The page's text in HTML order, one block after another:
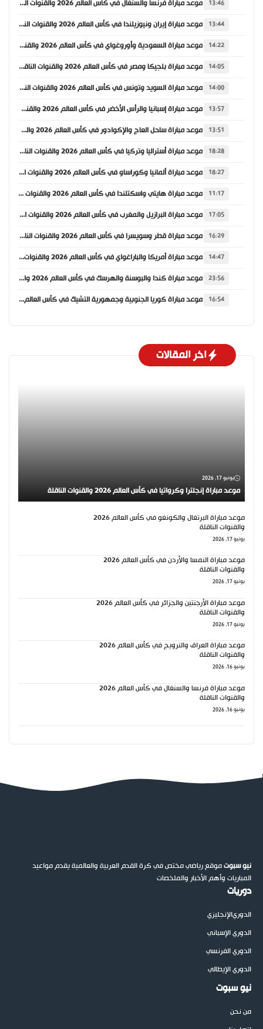
13:46 موعد مباراة فرنسا والسنغال في كأس العالم 2026 والقنوات الناقلة
13:44 موعد مباراة إيران ونيوزيلندا في كأس العالم 2026 والقنوات الناقلة
14:22 موعد مباراة السعودية وأوروغواي في كأس العالم 2026 والقنوات الناقلة
14:05 موعد مباراة بلجيكا ومصر في كأس العالم 2026 والقنوات الناقلة
14:00 موعد مباراة السويد وتونس في كأس العالم 2026 والقنوات الناقلة
13:57 موعد مباراة إسبانيا والرأس الأخضر في كأس العالم 2026 والقنوات الناقلة
13:51 موعد مباراة ساحل العاج والإكوادور في كأس العالم 2026 والقنوات الناقلة
18:28 موعد مباراة أستراليا وتركيا في كأس العالم 2026 والقنوات الناقلة
18:27 موعد مباراة ألمانيا وكوراساو في كأس العالم 2026 والقنوات الناقلة
11:17 موعد مباراة هايتي واسكتلندا في كأس العالم 2026 والقنوات الناقلة
17:05 موعد مباراة البرازيل والمغرب في كأس العالم 2026 والقنوات الناقلة
16:29 موعد مباراة قطر وسويسرا في كأس العالم 2026 والقنوات الناقلة
14:47 موعد مباراة أمريكا والباراغواي في كأس العالم 2026 والقنوات الناقلة
23:56 موعد مباراة كندا والبوسنة والهرسك في كأس العالم 2026 والقنوات الناقلة
16:54 موعد مباراة كوريا الجنوبية وجمهورية التشيك في كأس العالم 2026 والقنوات الناقلة
اخر المقالات
يونيو 17, 2026
موعد مباراة إنجلترا وكرواتيا في كأس العالم 2026 والقنوات الناقلة
موعد مباراة البرتغال والكونغو في كأس العالم 2026
والقنوات الناقلة
يونيو 17, 2026
موعد مباراة النمسا والأردن في كأس العالم 2026
والقنوات الناقلة
يونيو 17, 2026
موعد مباراة الأرجنتين والجزائر في كأس العالم 2026
والقنوات الناقلة
يونيو 17, 2026
موعد مباراة العراق والنرويج في كأس العالم 2026
والقنوات الناقلة
يونيو 16, 2026
موعد مباراة فرنسا والسنغال في كأس العالم 2026
والقنوات الناقلة
يونيو 16, 2026
نيو سبوتموقع رياضي مختص في كرة القدم العربية والعالمية يقدم مواعيد
المباريات وأهم الأخبار والملخصات
دوريات
الدوريالإنجليزي
الدوري الإسباني
الدوري الفرنسي
الدوري الإيطالي
نيو سبوت
من نحن